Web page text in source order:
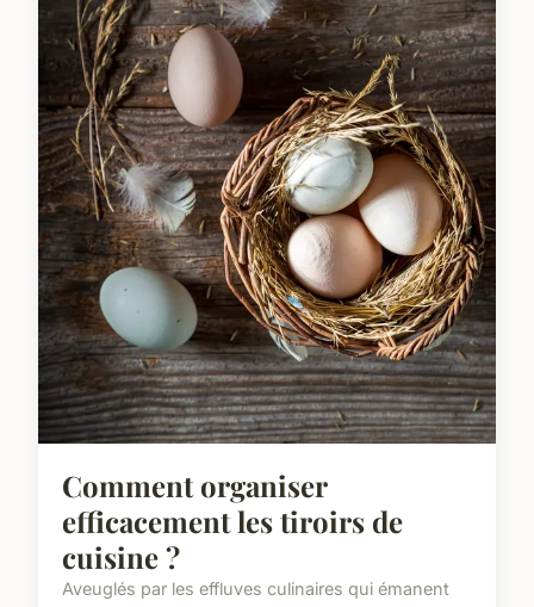
Comment organiser
efficacement les tiroirs de
cuisine ?
Aveuglés par les effluves culinaires qui émanent